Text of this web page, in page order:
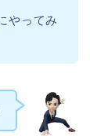
やってみ